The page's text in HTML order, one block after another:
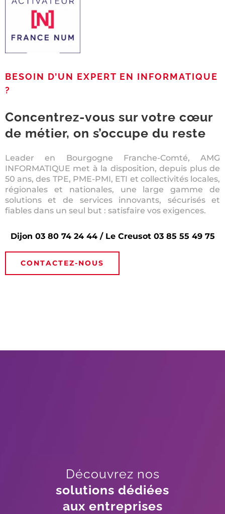
BESOIN D’UN EXPERT EN INFORMATIQUE
?
Concentrez-vous sur votre cœur
de métier, on s’occupe du reste
Leader en Bourgogne Franche-Comté, AMG
INFORMATIQUE met à la disposition, depuis plus de
50 ans, des TPE, PME-PMI, ETI et collectivités locales,
régionales et nationales, une large gamme de
solutions et de services innovants, sécurisés et
fiablesdans un seul but : satisfaire vos exigences.
Dijon 03 80 74 24 44 / Le Creusot 03 85 55 49 75
CONTACTEZ-NOUS
Découvrez nos
solutions dédiées
aux entreprises